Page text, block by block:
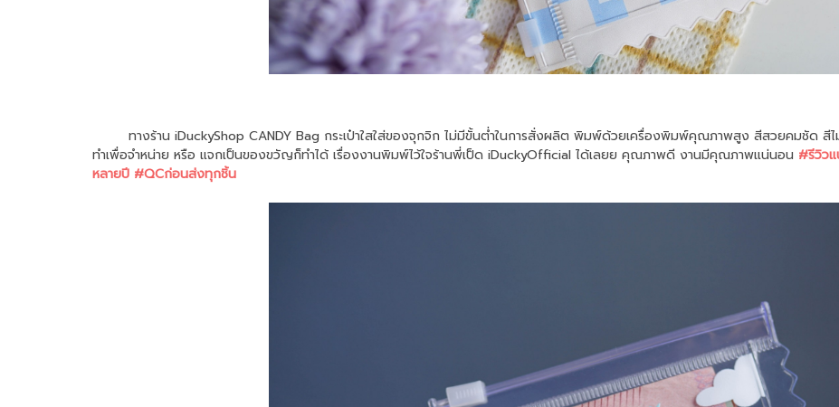
ทางร้าน iDuckyShop CANDY Bag กระเป๋าใสใส่ของจุกจิก ไม่มีขั้นต่ำในการสั่งผลิต พิมพ์ด้วยเครื่องพิมพ์คุณภาพสูง สีสวยคมชัด สีไ
ทำเพื่อจำหน่าย หรือ แจกเป็นของขวัญก็ทำได้ เรื่องงานพิมพ์ไว้ใจร้านพี่เป็ด iDuckyOfficial ได้เลยย คุณภาพดี งานมีคุณภาพแน่นอน #รีวิว
หลายปี #QCก่อนส่งทุกชิ้น